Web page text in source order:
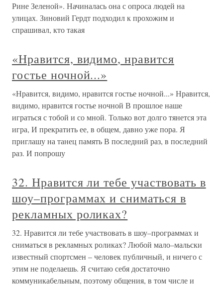
Рине Зеленой». Начиналась она с опроса людей на
улицах. Зиновий Гердт подходил к прохожим и
спрашивал, кто такая
«Нравится, видимо, нравится
гостье ночной...»
«Нравится, видимо, нравится гостье ночной...» Нравится,
видимо, нравится гостье ночной В прошлое наше
играться с тобой и со мной. Только вот долго тянется эта
игра, И прекратить ее, в общем, давно уже пора. Я
приглашу на танец память В последний раз, в последний
раз. И попрошу
32. Нравится ли тебе участвовать в
шоу–программах и сниматься в
рекламных роликах?
32. Нравится ли тебе участвовать в шоу–программах и
сниматься в рекламных роликах? Любой мало–мальски
известный спортсмен – человек публичный, и ничего с
этим не поделаешь. Я считаю себя достаточно
коммуникабельным, поэтому общения, в том числе и